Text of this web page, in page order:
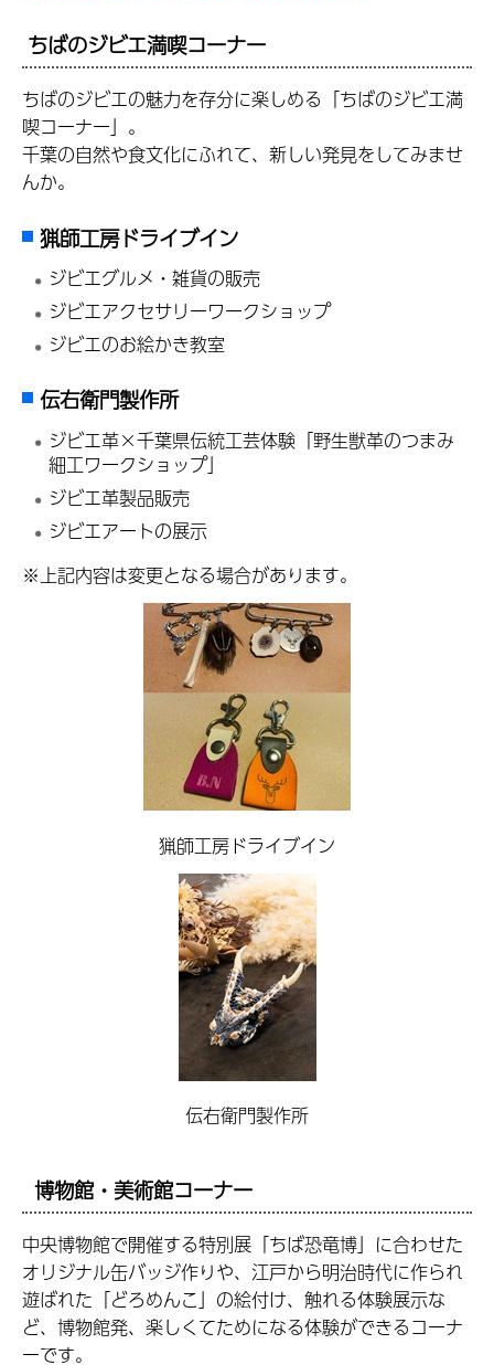
ちばのジビエ満喫コーナー
ちばのジビエの魅力を存分に楽しめる「ちばのジビエ満
喫コーナー」。
千葉の自然や食文化にふれて、新しい発見をしてみませ
んか。
猟師工房ドライブイン
ジビエグルメ・雑貨の販売
ジビエアクセサリーワークショップ
ジビエのお絵かき教室
伝右衛門製作所
ジビエ革×千葉県伝統工芸体験「野生獣革のつまみ
細工ワークショップ」
ジビエ革製品販売
ジビエアートの展示
※上記内容は変更となる場合があります。
猟師工房ドライブイン
伝右衛門製作所
博物館・美術館コーナー
中央博物館で開催する特別展「ちば恐竜博」に合わせた
オリジナル缶バッジ作りや、江戸から明治時代に作られ
遊ばれた「どろめんこ」の絵付け、触れる体験展示な
ど、博物館発、楽しくてためになる体験ができるコーナ
ーです。